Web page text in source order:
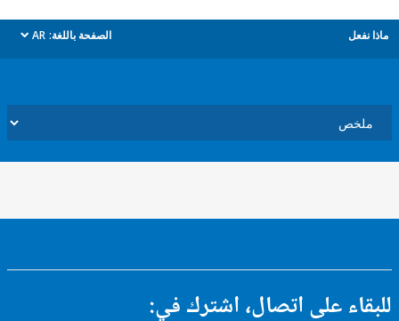
الصفحة باللغة: AR
dropdown
على اتصال، اشترك في: